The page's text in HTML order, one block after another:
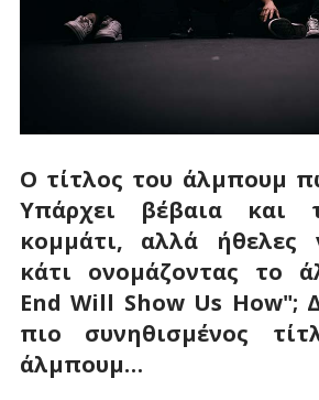
Ο τίτλος του άλμπουμ
Υπάρχει βέβαια και
κομμάτι, αλλά ήθελες
κάτι ονομάζοντας το
End Will Show Us How";
πιο συνηθισμένος
άλμπουμ…